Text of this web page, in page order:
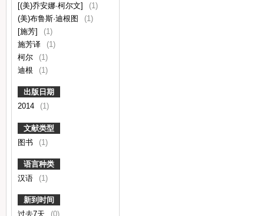
[(美)乔安娜·柯尔文]
(1)
(美)布鲁斯·迪根图
(1)
[施芳]
(1)
施芳译
(1)
柯尔
(1)
迪根
(1)
出版日期
2014
(1)
文献类型
图书
(1)
语言种类
汉语
(1)
新到时间
过去7天
(0)